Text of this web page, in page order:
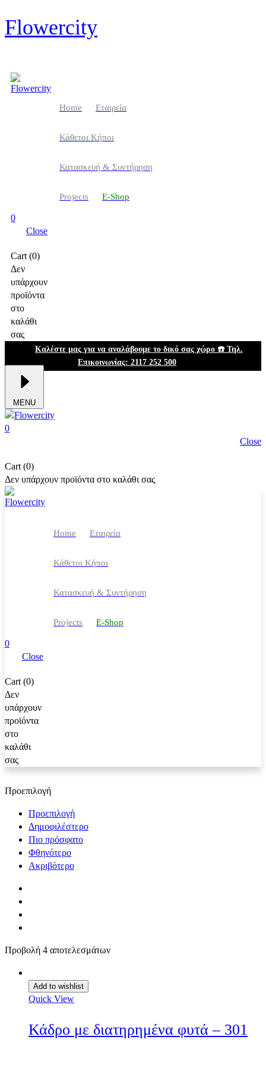
Flowercity
Home Eταιρεία
Κάθετοι Κήποι
Κατασκευή & Συντήρηση
Projects Ε-Shop
0
Close
Cart (0)
Δεν
υπάρχουν
προϊόντα
στο
καλάθι
σας
Καλέστε μας για να αναλάβουμε το δικό σας χώρο ☎️ Τηλ.
Επικοινωνίας: 2117 252 500
MENU
0
Close
Cart (0)
Δεν υπάρχουν προϊόντα στο καλάθι σας
Home Eταιρεία
Κάθετοι Κήποι
Κατασκευή & Συντήρηση
Projects Ε-Shop
0
Close
Cart (0)
Δεν
υπάρχουν
προϊόντα
στο
καλάθι
σας
Προεπιλογή
Προεπιλογή
Δημοφιλέστερο
Πιο πρόσφατο
Φθηνότερο
Ακριβότερο
Προβολή 4 αποτελεσμάτων
Add to wishlist
Quick View
Κάδρο με διατηρημένα φυτά – 301